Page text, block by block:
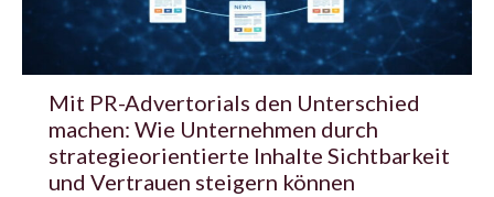
Mit PR-Advertorials den Unterschied
machen: Wie Unternehmen durch
strategieorientierte Inhalte Sichtbarkeit
und Vertrauen steigern können